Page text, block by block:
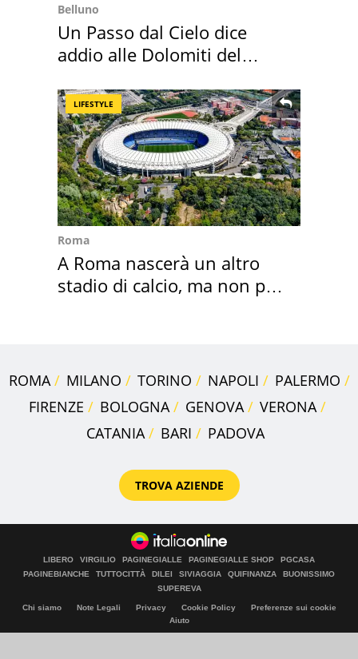
Belluno
Un Passo dal Cielo dice
addio alle Dolomiti del
LIFESTYLE
Roma
A Roma nascerà un altro
stadio di calcio, ma non per
ROMA MILANO TORINO NAPOLI
PALERMO
FIRENZE
BOLOGNA GENOVA
VERONA
CATANIA
BARI PADOVA
TROVA AZIENDE
LIBERO VIRGILIO PAGINEGIALLE PAGINEGIALLE SHOP
PGCASA
PAGINEBIANCHE
TUTTOCITTÀ DILEI SIVIAGGIA QUIFINANZA
BUONISSIMO
SUPEREVA
Chi siamo Note Legali Privacy Cookie Policy
Preferenze sui cookie
Aiuto